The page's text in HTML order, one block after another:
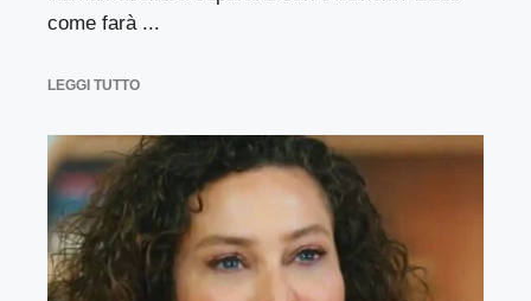
come farà ...
LEGGI TUTTO